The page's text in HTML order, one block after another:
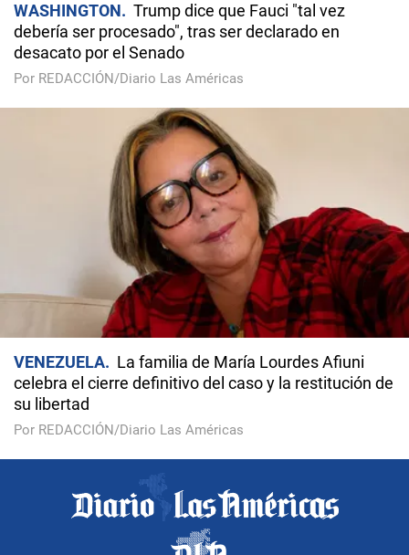
WASHINGTON
Trump dice que Fauci "tal vez
debería ser procesado", tras ser declarado en
desacato por el Senado
Por REDACCIÓN/Diario Las Américas
VENEZUELA
La familia de María Lourdes Afiuni
celebra el cierre definitivo del caso y la restitución de
su libertad
Por REDACCIÓN/Diario Las Américas